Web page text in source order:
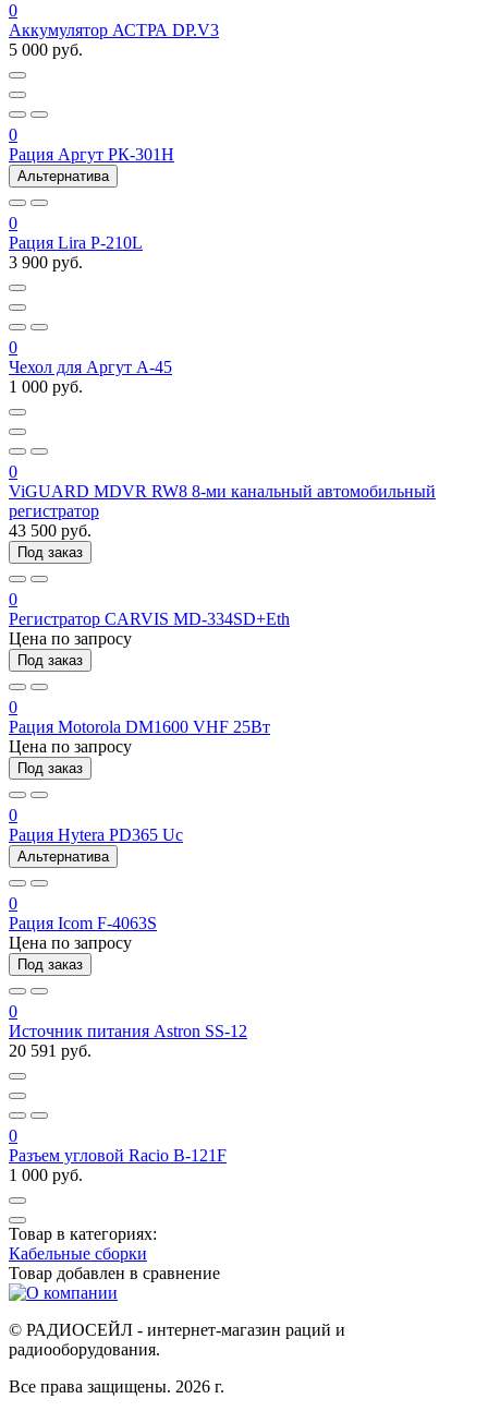
0
Аккумулятор АСТРА DP.V3
5 000 руб.
0
Рация Аргут РК-301Н
Альтернатива
0
Рация Lira P-210L
3 900 руб.
0
Чехол для Аргут А-45
1 000 руб.
0
ViGUARD MDVR RW8 8-ми канальный автомобильный
регистратор
43 500 руб.
Под заказ
0
Регистратор CARVIS MD-334SD+Eth
Цена по запросу
Под заказ
0
Рация Motorola DM1600 VHF 25Вт
Цена по запросу
Под заказ
0
Рация Hytera PD365 Uc
Альтернатива
0
Рация Icom F-4063S
Цена по запросу
Под заказ
0
Источник питания Astron SS-12
20 591 руб.
0
Разъем угловой Racio B-121F
1 000 руб.
Товар в категориях:
Кабельные сборки
Товар добавлен в сравнение
© РАДИОСЕЙЛ - интернет-магазин раций и
радиооборудования.
Все права защищены. 2026 г.